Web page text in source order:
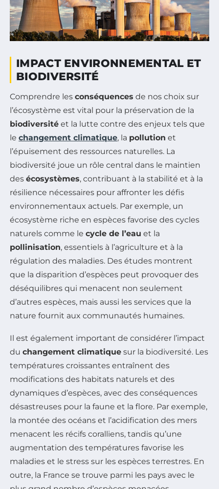
IMPACT ENVIRONNEMENTAL ET
BIODIVERSITÉ
Comprendre les conséquences de nos choix sur
l’écosystème est vital pour la préservation de la
biodiversité et la lutte contre des enjeux tels que
le changement climatique, la pollution et
l’épuisement des ressources naturelles. La
biodiversité joue un rôle central dans le maintien
des écosystèmes, contribuant à la stabilité et à la
résilience nécessaires pour affronter les défis
environnementaux actuels. Par exemple, un
écosystème riche en espèces favorise des cycles
naturels comme le cycle de l’eau et la
pollinisation, essentiels à l’agriculture et à la
régulation des maladies. Des études montrent
que la disparition d’espèces peut provoquer des
déséquilibres qui menacent non seulement
d’autres espèces, mais aussi les services que la
nature fournit aux communautés humaines.
Il est également important de considérer l’impact
du changement climatique sur la biodiversité. Les
températures croissantes entraînent des
modifications des habitats naturels et des
dynamiques d’espèces, avec des conséquences
désastreuses pour la faune et la flore. Par exemple,
la montée des océans et l’acidification des mers
menacent les récifs coralliens, tandis qu’une
augmentation des températures favorise les
maladies et le stress sur les espèces terrestres. En
outre, la France se trouve parmi les pays avec le